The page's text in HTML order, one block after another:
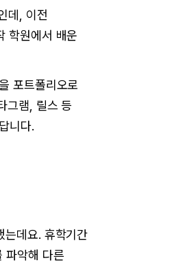
데, 이전
학원에서 배운
포트폴리오로
그램, 릴스 등
니다.
데요. 휴학기간
파악해 다른